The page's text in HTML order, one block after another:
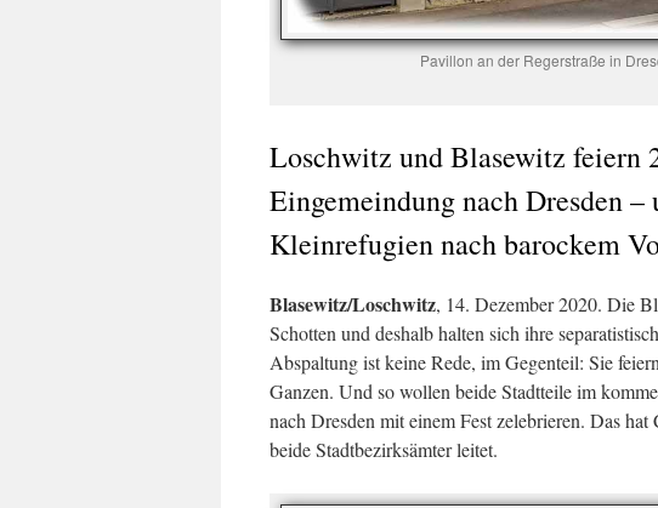
Pavillon an der Regerstraße in
Loschwitz und Blasewitz feiern
Eingemeindung nach Dresden
Kleinrefugien nach barockem
Blasewitz/Loschwitz, 14. Dezember 2020. Die
Schotten und deshalb halten sich ihre
Abspaltung ist keine Rede, im Gegenteil: Sie
Ganzen. Und so wollen beide Stadtteile im
nach Dresden mit einem Fest zelebrieren. Das
beide Stadtbezirksämter leitet.